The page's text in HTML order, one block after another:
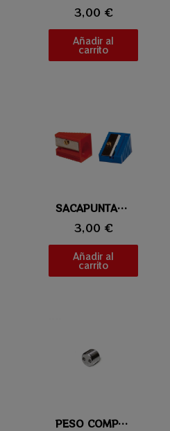
3,00 €
Añadir al
carrito
Vista rápidaSACAPUNTAS PARA SUELAS 10-14MM
3,00 €
Añadir al
carrito
Vista rápidaPESO COMPATIBLE CON TACOS PREDATOR